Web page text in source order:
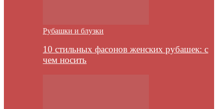
Рубашки и блузки
10 стильных фасонов женских рубашек: с
чем носить